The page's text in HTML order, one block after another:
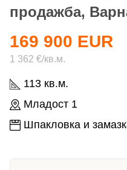
продажба,
113 кв.м.
Младост 1
Шпакловка и
169 900 EUR
1 362 €/кв.м.